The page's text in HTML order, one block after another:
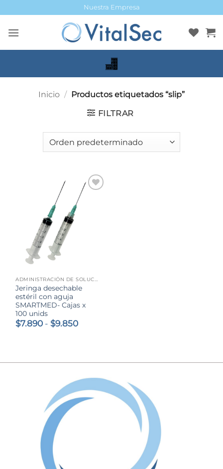
al
contenido
Nuestra Empresa
Inicio / Productos etiquetados “slip”
FILTRAR
ADMINISTRACIÓN DE SOLUCIONES
Jeringa desechable
estéril con aguja
SMARTMED- Cajas x
100 unids
$7.890 - $9.850Rango
hasta